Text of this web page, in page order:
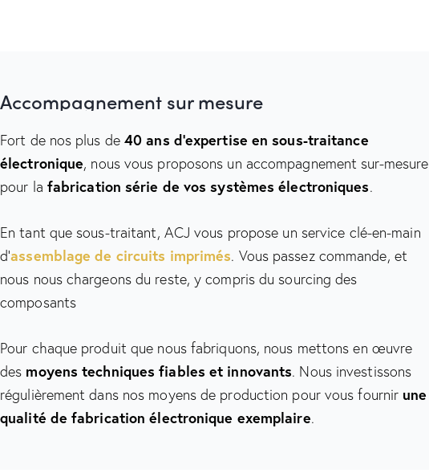
Accompagnement sur mesure
Fort de nos plus de40 ans d’expertise en sous-traitance
électronique, nous vous proposons un accompagnement sur-mesure
pour la fabrication série de vos systèmes électroniques.
En tant que sous-traitant, ACJ vous propose un service clé-en-main
d’assemblage de circuits imprimés. Vous passez commande, et
nous nous chargeons du reste, y compris du sourcing des
composants
Pour chaque produit que nous fabriquons, nous mettons en œuvre
des moyens techniques fiables et innovants. Nous investissons
régulièrement dans nos moyens de production pour vous fournir une
qualité de fabrication électronique exemplaire.